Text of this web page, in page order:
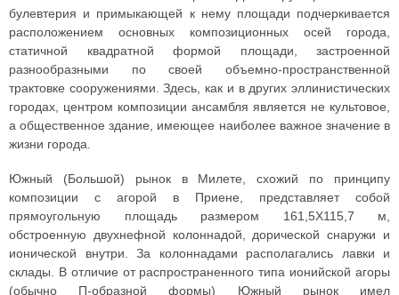
булевтерия и примыкающей к нему площади подчеркивается
расположением основных композиционных осей города,
статичной квадратной формой площади, застроенной
разнообразными по своей объемно-пространственной
трактовке сооружениями. Здесь, как и в других эллинистических
городах, центром композиции ансамбля является не культовое,
а общественное здание, имеющее наиболее важное значение в
жизни города.
Южный (Большой) рынок в Милете, схожий по принципу
композиции с агорой в Приене, представляет собой
прямоугольную площадь размером 161,5X115,7 м,
обстроенную двухнефной колоннадой, дорической снаружи и
ионической внутри. За колоннадами располагались лавки и
склады. В отличие от распространенного типа ионийской агоры
(обычно П-образной формы) Южный рынок имел